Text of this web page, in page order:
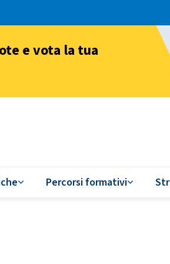
e vota la tua
Percorsi formativi